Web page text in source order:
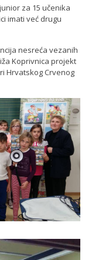
za 15 učenika
imati već drugu
nesreća vezanih
Koprivnica projekt
Hrvatskog Crvenog